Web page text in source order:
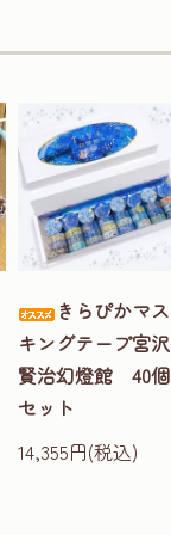
きらぴかマス
キングテープ宮沢
賢治幻燈館 40個
セット
14,355円(税込)